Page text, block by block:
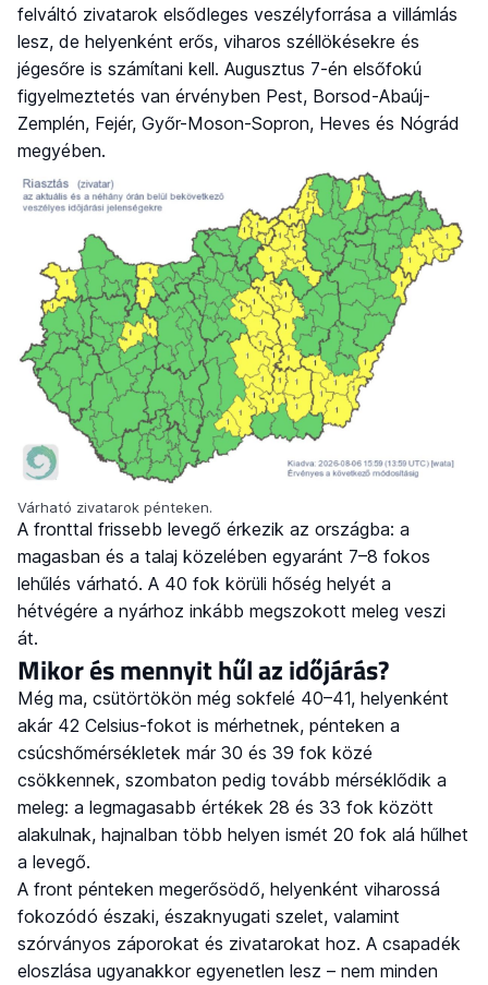
felváltó zivatarok elsődleges veszélyforrása a villámlás
lesz, de helyenként erős, viharos széllökésekre és
jégesőre is számítani kell. Augusztus 7-én elsőfokú
figyelmeztetés van érvényben Pest, Borsod-Abaúj-
Zemplén, Fejér, Győr-Moson-Sopron, Heves és Nógrád
megyében.
Várható zivatarok pénteken.
A fronttal frissebb levegő érkezik az országba: a
magasban és a talaj közelében egyaránt 7–8 fokos
lehűlés várható. A 40 fok körüli hőség helyét a
hétvégére a nyárhoz inkább megszokott meleg veszi
át.
Mikor és mennyit hűl az időjárás?
Még ma, csütörtökön még sokfelé 40–41, helyenként
akár 42 Celsius-fokot is mérhetnek, pénteken a
csúcshőmérsékletek már 30 és 39 fok közé
csökkennek, szombaton pedig tovább mérséklődik a
meleg: a legmagasabb értékek 28 és 33 fok között
alakulnak, hajnalban több helyen ismét 20 fok alá hűlhet
a levegő.
A front pénteken megerősödő, helyenként viharossá
fokozódó északi, északnyugati szelet, valamint
szórványos záporokat és zivatarokat hoz. A csapadék
eloszlása ugyanakkor egyenetlen lesz – nem minden